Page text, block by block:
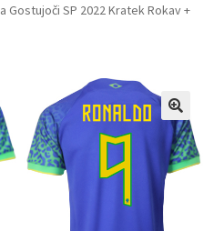
SP 2022 Kratek Rokav +